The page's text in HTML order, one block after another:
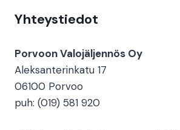
Yhteystiedot
Porvoon Valojäljennös Oy
Aleksanterinkatu 17
06100 Porvoo
puh: (019) 581 920